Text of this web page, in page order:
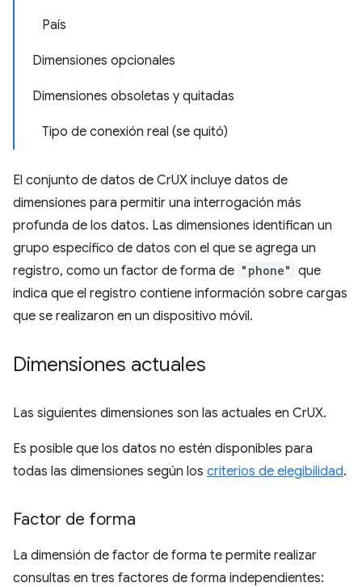
País
Dimensiones opcionales
Dimensiones obsoletas y quitadas
Tipo de conexión real (se quitó)
El conjunto de datos de CrUX incluye datos de
dimensiones para permitir una interrogación más
profunda de los datos. Las dimensiones identifican un
grupo específico de datos con el que se agrega un
registro, como un factor de forma de "phone" que
indica que el registro contiene información sobre cargas
que se realizaron en un dispositivo móvil.
Dimensiones actuales
Las siguientes dimensiones son las actuales en CrUX.
Es posible que los datos no estén disponibles para
todas las dimensiones según los criterios de elegibilidad.
Factor de forma
La dimensión de factor de forma te permite realizar
consultas en tres factores de forma independientes: